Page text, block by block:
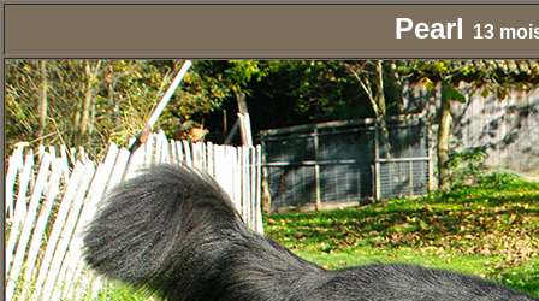
Pearl 13